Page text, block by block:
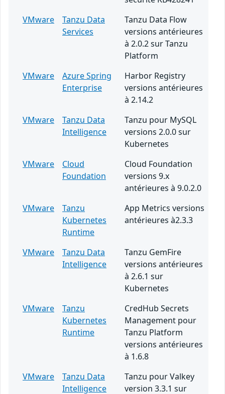
VMware
Tanzu Data
Services
Tanzu Data Flow
versions antérieures
à 2.0.2 sur Tanzu
Platform
VMware
Azure Spring
Enterprise
Harbor Registry
versions antérieures
à 2.14.2
VMware
Tanzu Data
Intelligence
Tanzu pour MySQL
versions 2.0.0 sur
Kubernetes
VMware
Cloud
Foundation
Cloud Foundation
versions 9.x
antérieures à 9.0.2.0
VMware
Tanzu
Kubernetes
Runtime
App Metrics versions
antérieures à2.3.3
VMware
Tanzu Data
Intelligence
Tanzu GemFire
versions antérieures
à 2.6.1 sur
Kubernetes
VMware
Tanzu
Kubernetes
Runtime
CredHub Secrets
Management pour
Tanzu Platform
versions antérieures
à 1.6.8
VMware
Tanzu Data
Intelligence
Tanzu pour Valkey
version 3.3.1 sur